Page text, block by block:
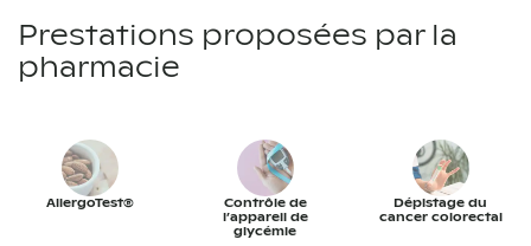
Prestations proposées par la
pharmacie
AllergoTest®
Contrôle de
l’appareil de
glycémie
Dépistage du
cancer colorectal